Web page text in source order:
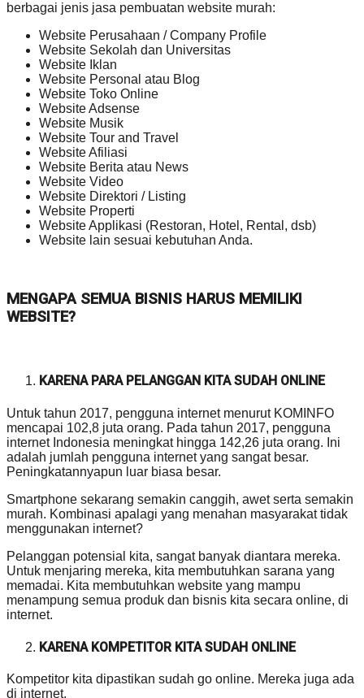
berbagai jenis jasa pembuatan website murah:
Website Perusahaan / Company Profile
Website Sekolah dan Universitas
Website Iklan
Website Personal atau Blog
Website Toko Online
Website Adsense
Website Musik
Website Tour and Travel
Website Afiliasi
Website Berita atau News
Website Video
Website Direktori / Listing
Website Properti
Website Applikasi (Restoran, Hotel, Rental, dsb)
Website lain sesuai kebutuhan Anda.
MENGAPA SEMUA BISNIS HARUS MEMILIKI
WEBSITE?
KARENA PARA PELANGGAN KITA SUDAH ONLINE
Untuk tahun 2017, pengguna internet menurut KOMINFO
mencapai 102,8 juta orang. Pada tahun 2017, pengguna
internet Indonesia meningkat hingga 142,26 juta orang. Ini
adalah jumlah pengguna internet yang sangat besar.
Peningkatannyapun luar biasa besar.
Smartphone sekarang semakin canggih, awet serta semakin
murah. Kombinasi apalagi yang menahan masyarakat tidak
menggunakan internet?
Pelanggan potensial kita, sangat banyak diantara mereka.
Untuk menjaring mereka, kita membutuhkan sarana yang
memadai. Kita membutuhkan website yang mampu
menampung semua produk dan bisnis kita secara online, di
internet.
KARENA KOMPETITOR KITA SUDAH ONLINE
Kompetitor kita dipastikan sudah go online. Mereka juga ada
di internet.